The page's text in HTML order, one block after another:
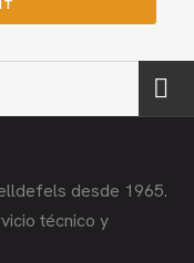
Next
→
desde 1965.
técnico y